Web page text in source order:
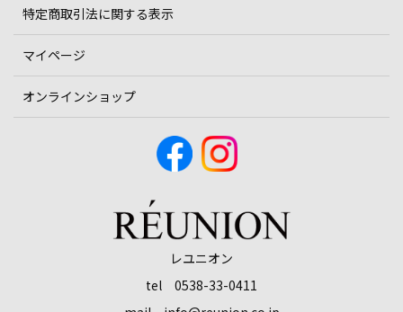
特定商取引法に関する表示
マイページ
オンラインショップ
レユニオン
tel 0538-33-0411